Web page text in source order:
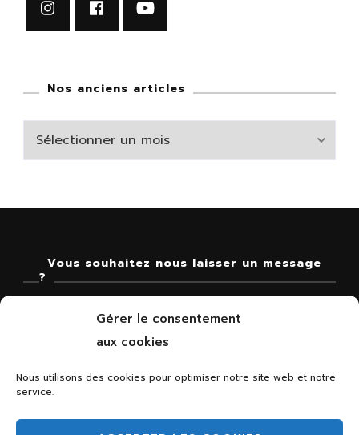
Gérer le consentement
aux cookies
Nous utilisons des cookies pour optimiser notre site web et notre
service.
Nos anciens articles
Nos
anciens
Vous souhaitez nous laisser un message
?
contact@lesthibautins.fr